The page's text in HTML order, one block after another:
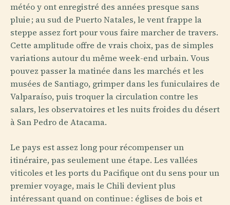
météo y ont enregistré des années presque sans
pluie ; au sud de Puerto Natales, le vent frappe la
steppe assez fort pour vous faire marcher de travers.
Cette amplitude offre de vrais choix, pas de simples
variations autour du même week-end urbain. Vous
pouvez passer la matinée dans les marchés et les
musées de Santiago, grimper dans les funiculaires de
Valparaíso, puis troquer la circulation contre les
salars, les observatoires et les nuits froides du désert
à San Pedro de Atacama.
Le pays est assez long pour récompenser un
itinéraire, pas seulement une étape. Les vallées
viticoles et les ports du Pacifique ont du sens pour un
premier voyage, mais le Chili devient plus
intéressant quand on continue : églises de bois et